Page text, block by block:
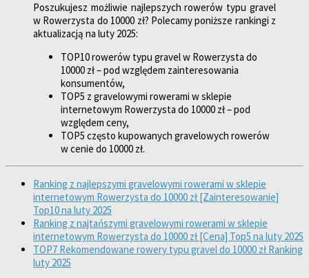
Poszukujesz możliwie najlepszych rowerów typu gravel
w Rowerzysta do 10000 zł? Polecamy poniższe rankingi z
aktualizacją na luty 2025:
TOP10 rowerów typu gravel w Rowerzysta do
10000 zł – pod względem zainteresowania
konsumentów,
TOP5 z gravelowymi rowerami w sklepie
internetowym Rowerzysta do 10000 zł – pod
względem ceny,
TOP5 często kupowanych gravelowych rowerów
w cenie do 10000 zł.
Ranking z najlepszymi gravelowymi rowerami w sklepie
internetowym Rowerzysta do 10000 zł [Zainteresowanie]
Top10 na luty 2025
Ranking z najtańszymi gravelowymi rowerami w sklepie
internetowym Rowerzysta do 10000 zł [Cena] Top5 na luty 2025
TOP7 Rekomendowane rowery typu gravel do 10000 zł Ranking
luty 2025